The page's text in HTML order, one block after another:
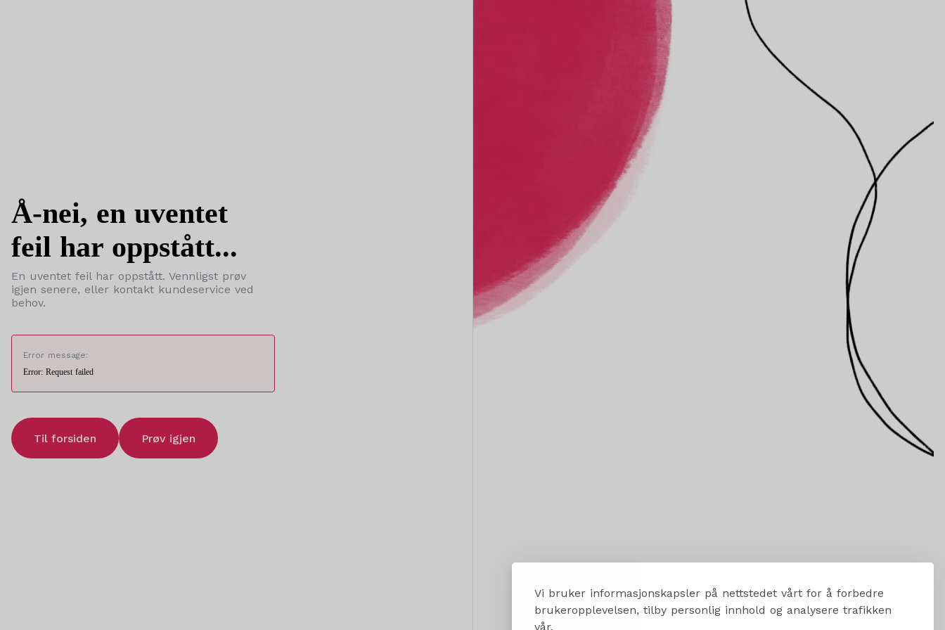
Vi bruker informasjonskapsler på nettstedet vårt for å forbedre
brukeropplevelsen, tilby personlig innhold og analysere trafikken
vår.
Å-nei, en uventet
feil har oppstått...
En uventet feil har oppstått. Vennligst prøv
igjen senere, eller kontakt kundeservice ved
behov.
Error message:
Error: Request failed
Til forsiden Prøv igjen